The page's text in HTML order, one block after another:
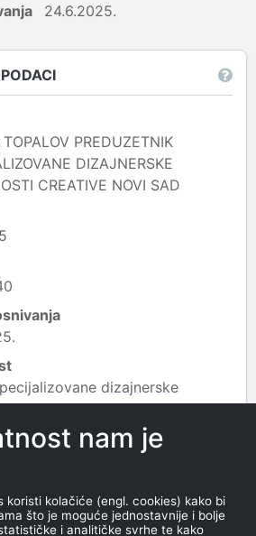
24.6.2025.
PREDUZETNIK
DIZAJNERSKE
CREATIVE NOVI SAD
dizajnerske
nam je
koristi kolačiće (engl. cookies) kako bi
što je moguće jednostavnije i bolje
i analitičke svrhe te kako